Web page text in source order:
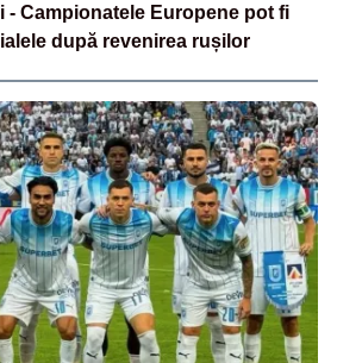
- Campionatele Europene pot fi
după revenirea rușilor